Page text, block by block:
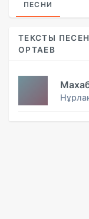
ПЕСНИ
ТЕКСТЫ
ОРТАЕВ